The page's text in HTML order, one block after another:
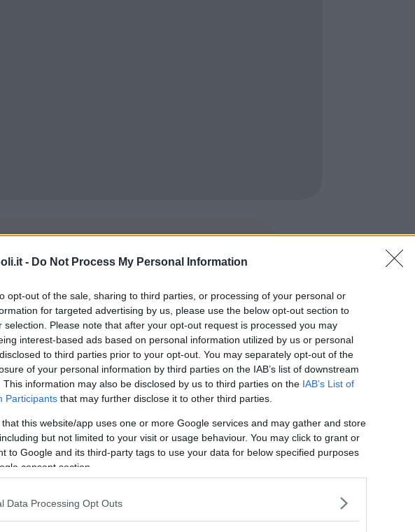
- Do Not Process My Personal Information
opt-out of the sale, sharing to third parties, or processing of your personal or
for targeted advertising by us, please use the below opt-out section to
selection. Please note that after your opt-out request is processed you may
interest-based ads based on personal information utilized by us or personal
to third parties prior to your opt-out. You may separately opt-out of the
of your personal information by third parties on the IAB’s list of downstream
This information may also be disclosed by us to third parties on the IAB’s List of
Participants that may further disclose it to other third parties.
that this website/app uses one or more Google services and may gather and store
but not limited to your visit or usage behaviour. You may click to grant or
to Google and its third-party tags to use your data for below specified purposes
consent section.
Data Processing Opt Outs
Tipo Privato • Privato con liste pubbliche
Commento
Servizi organizzazione manifestazioni, fiere ed
eventi (notti bianche, festa del paese, festa
della befana,…).
Altri Servizi
Ludoteca con laboratori per genitori e
bambini.